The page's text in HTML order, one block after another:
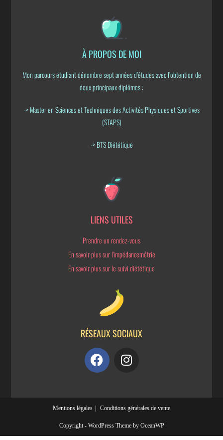
À PROPOS DE MOI
Mon parcours étudiant dénombre sept années d’études avec l’obtention de
deux principaux diplômes :
-> Master en Sciences et Techniques des Activités Physiques et Sportives
(STAPS)
-> BTS Diététique
LIENS UTILES
Prendre un rendez-vous
En savoir plus sur l'impédancemétrie
En savoir plus sur le suivi diététique
RÉSEAUX SOCIAUX
Mentions légales Conditions générales de vente
Copyright - WordPress Theme by OceanWP